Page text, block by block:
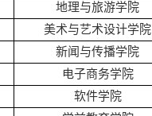
地理与旅游学院
美术与艺术设计学院
新闻与传播学院
电子商务学院
软件学院